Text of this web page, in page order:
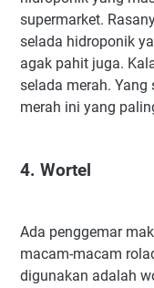
supermarket.
selada hidroponik
agak pahit juga.
selada merah.
merah ini yang
4. Wortel
Ada penggemar
macam-macam
digunakan adalah